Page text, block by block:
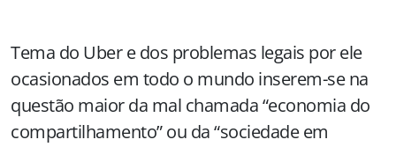
Tema do Uber e dos problemas legais por ele
ocasionados em todo o mundo inserem-se na
questão maior da mal chamada “economia do
compartilhamento” ou da “sociedade em